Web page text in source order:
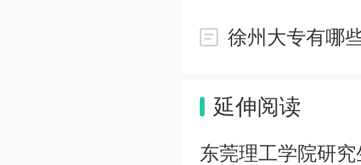
鉴于此类原因，教
即在《高校艺术
徐州大专有哪
延伸阅读
东莞理工学院研